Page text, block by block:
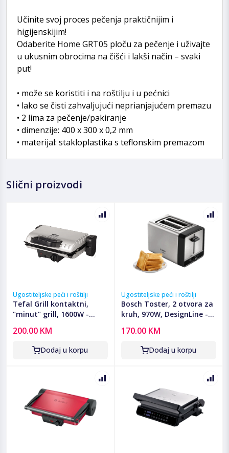
Učinite svoj proces pečenja praktičnijim i
higijenskijim!
Odaberite Home GRT05 ploču za pečenje i uživajte
u ukusnim obrocima na čišći i lakši način – svaki
put!
• može se koristiti i na roštilju i u pećnici
• lako se čisti zahvaljujući neprianjajućem premazu
• 2 lima za pečenje/pakiranje
• dimenzije: 400 x 300 x 0,2 mm
• materijal: stakloplastika s teflonskim premazom
Slični proizvodi
Ugostiteljske peći i roštilji
Tefal Grill kontaktni,
"minut" grill, 1600W -
200.00 KM
Dodaj u korpu
Ugostiteljske peći i roštilji
Bosch Toster, 2 otvora za
kruh, 970W, DesignLine -
170.00 KM
Dodaj u korpu